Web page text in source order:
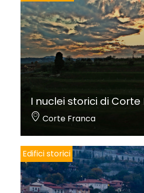
I nuclei storici di Corte
Corte Franca
Edifici storici